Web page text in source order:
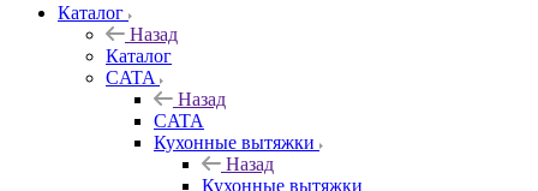
Каталог
Назад
Каталог
CATA
Назад
CATA
Кухонные вытяжки
Назад
Кухонные вытяжки